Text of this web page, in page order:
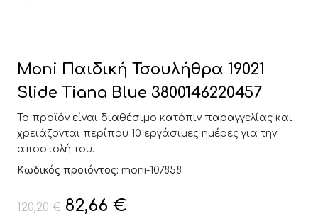
Moni Παιδική Τσουλήθρα 19021
Slide Tiana Blue 3800146220457
Το προϊόν είναι διαθέσιμο κατόπιν παραγγελίας και
χρειάζονται περίπου 10 εργάσιμες ημέρες για την
αποστολή του.
Κωδικός προϊόντος: moni-107858
120,20€ 82,66 €